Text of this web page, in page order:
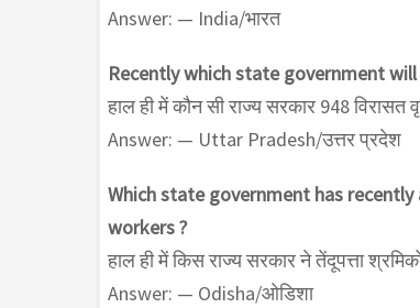
Answer: — India/भारत
Recently which state government
हाल ही में कौन सी राज्य सरकार 948 विरासत
Answer: — Uttar Pradesh/उत्तर प्रदेश
Which state government has
workers ?
हाल ही में किस राज्य सरकार ने तेंदूपत्ता
Answer: — Odisha/ओडिशा